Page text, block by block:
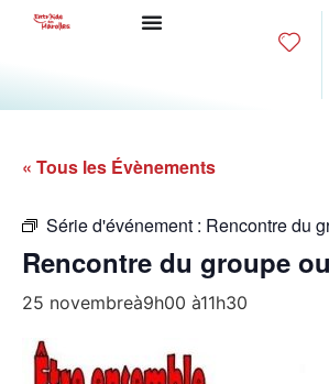
« Tous les Évènements
Série d'événement : Rencontre du
Rencontre du groupe
25 novembreà9h00 à11h30